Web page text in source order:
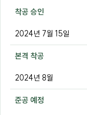
착공 승인
2024년 7월 15일
본격 착공
2024년 8월
준공 예정